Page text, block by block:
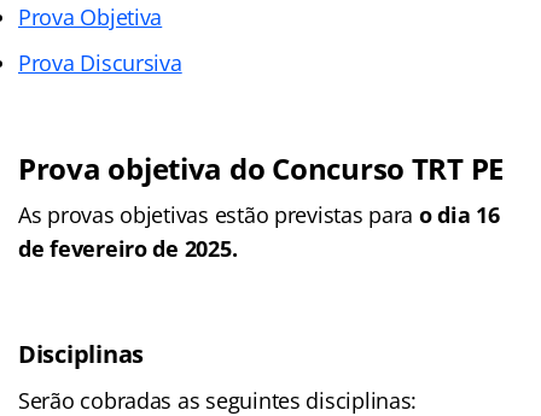
Prova Objetiva
Prova Discursiva
Prova objetiva do Concurso TRT PE
As provas objetivas estão previstas para o dia 16
de fevereiro de 2025.
Disciplinas
Serão cobradas as seguintes disciplinas: